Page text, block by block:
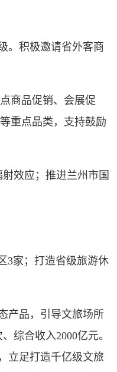
。积极邀请省外客商
商品促销、会展促
重点品类，支持鼓励
效应；推进兰州市国
3家；打造省级旅游休
产品，引导文旅场所
综合收入2000亿元。
立足打造千亿级文旅